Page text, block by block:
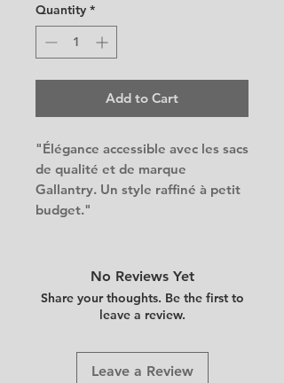
Quantity *
Add to Cart
"Élégance accessible avec les sacs
de qualité et de marque
Gallantry. Un style raffiné à petit
budget."
No Reviews Yet
Share your thoughts. Be the first to
leave a review.
Leave a Review